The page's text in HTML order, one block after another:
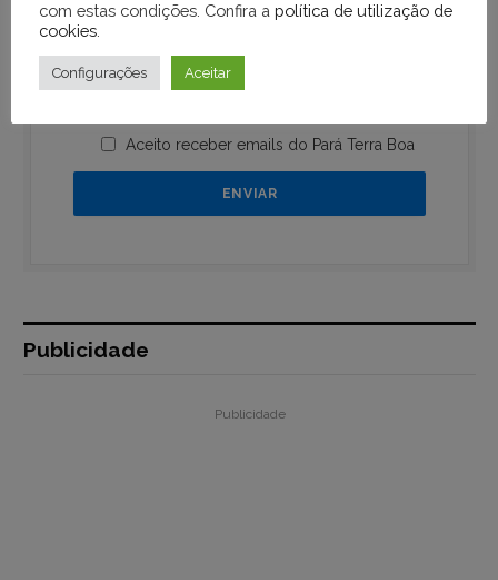
Aceito receber emails do Pará Terra Boa
Publicidade
Publicidade
com estas condições. Confira a política de utilização de
cookies
Configurações Aceitar